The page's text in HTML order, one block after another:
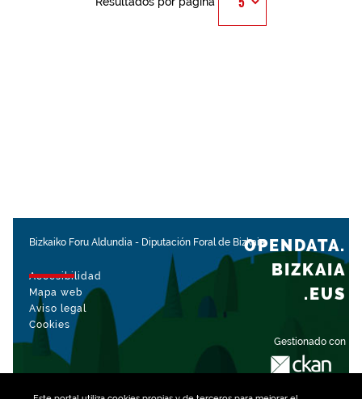
Bizkaiko Foru Aldundia - Diputación Foral de Bizkaia
Accesibilidad
Mapa web
Aviso legal
Cookies
Gestionado con
OPENDATA.
BIZKAIA
.EUS